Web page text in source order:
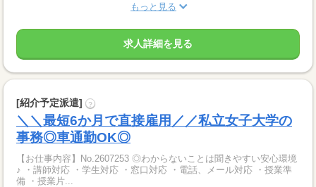
もっと見る
求人詳細を見る
[紹介予定派遣] ?
＼＼最短6か月で直接雇用／／私立女子大学の
事務◎車通勤OK◎
【お仕事内容】No.2607253 ◎わからないことは聞きやすい安心環境
♪ ・講師対応 ・学生対応 ・窓口対応 ・電話、メール対応 ・授業準
備 ・授業片...